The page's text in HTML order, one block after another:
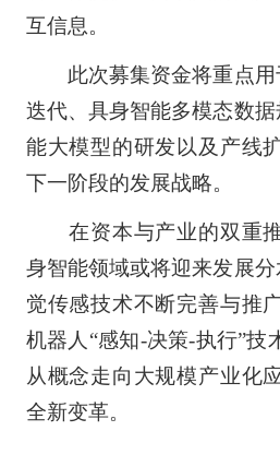
互信息。
此次募集资金将重点用
迭代、具身智能多模态数
能大模型的研发以及产线
下一阶段的发展战略。
在资本与产业的双重推
身智能领域或将迎来发展
觉传感技术不断完善与推
机器人“感知-决策-执行”技
从概念走向大规模产业化
全新变革。